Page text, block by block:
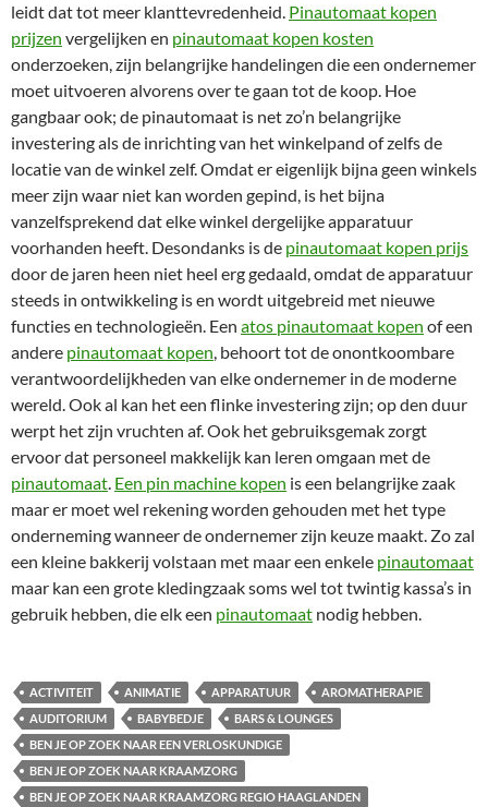
leidt dat tot meer klanttevredenheid. Pinautomaat kopen
prijzen vergelijken en pinautomaat kopen kosten
onderzoeken, zijn belangrijke handelingen die een ondernemer
moet uitvoeren alvorens over te gaan tot de koop. Hoe
gangbaar ook; de pinautomaat is net zo’n belangrijke
investering als de inrichting van het winkelpand of zelfs de
locatie van de winkel zelf. Omdat er eigenlijk bijna geen winkels
meer zijn waar niet kan worden gepind, is het bijna
vanzelfsprekend dat elke winkel dergelijke apparatuur
voorhanden heeft. Desondanks is de pinautomaat kopen prijs
door de jaren heen niet heel erg gedaald, omdat de apparatuur
steeds in ontwikkeling is en wordt uitgebreid met nieuwe
functies en technologieën. Een atos pinautomaat kopen of een
andere pinautomaat kopen, behoort tot de onontkoombare
verantwoordelijkheden van elke ondernemer in de moderne
wereld. Ook al kan het een flinke investering zijn; op den duur
werpt het zijn vruchten af. Ook het gebruiksgemak zorgt
ervoor dat personeel makkelijk kan leren omgaan met de
pinautomaat. Een pin machine kopen is een belangrijke zaak
maar er moet wel rekening worden gehouden met het type
onderneming wanneer de ondernemer zijn keuze maakt. Zo zal
een kleine bakkerij volstaan met maar een enkele pinautomaat
maar kan een grote kledingzaak soms wel tot twintig kassa’s in
gebruik hebben, die elk een pinautomaat nodig hebben.
ACTIVITEIT ANIMATIE APPARATUUR
AROMATHERAPIE
AUDITORIUM
BABYBEDJE
BARS & LOUNGES
BEN JE OP ZOEK NAAR EEN VERLOSKUNDIGE
BEN JE OP ZOEK NAAR KRAAMZORG
BEN JE OP ZOEK NAAR KRAAMZORG REGIO HAAGLANDEN